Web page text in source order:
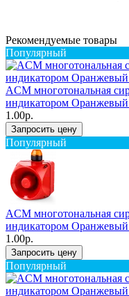
Рекомендуемые товары
Популярный
ACM многотональная
индикатором
1.00р.
Запросить цену
Популярный
ACM многотональная
индикатором
1.00р.
Запросить цену
Популярный